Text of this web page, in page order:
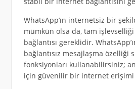
WhatsApp’ın internetsiz bir
mümkün olsa da, tam
bağlantısı gereklidir.
bağlantısız mesajlaşma özelliği
fonksiyonları kullanabilirsiniz;
için güvenilir bir internet erişimi